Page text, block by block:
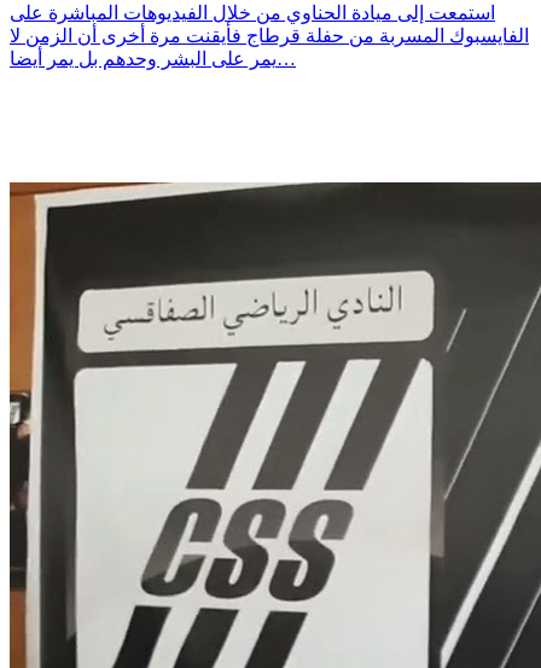
استمعت إلى ميادة الحناوي من خلال الفيديوهات المباشرة على
الفايسبوك المسربة من حفلة قرطاج فأيقنت مرة أخرى أن الزمن لا
يمر على البشر وحدهم بل يمر أيضا…